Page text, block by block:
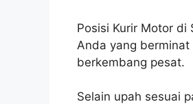
Posisi Kurir Motor di
Anda yang
berkembang pesat.
Selain upah sesuai